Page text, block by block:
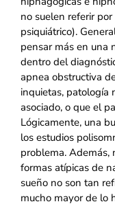
no suelen referir
psiquiátrico).
pensar más en una
dentro del
apnea obstructiva
inquietas, patología
asociado, o que el
Lógicamente, una
los estudios
problema. Además,
formas atípicas de
sueño no son tan
mucho mayor de lo